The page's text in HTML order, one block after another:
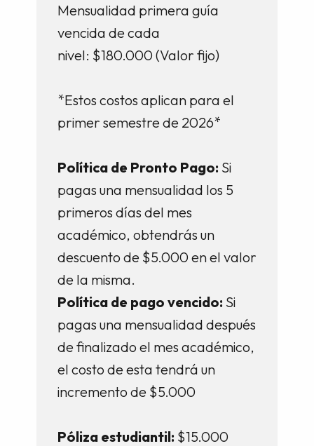
Mensualidad primera guía
vencida de cada
nivel: $180.000 (Valor fijo)
*Estos costos aplican para el
primer semestre de 2026*
Política de Pronto Pago: Si
pagas una mensualidad los 5
primeros días del mes
académico, obtendrás un
descuento de $5.000 en el valor
de la misma.
Política de pago vencido: Si
pagas una mensualidad después
de finalizado el mes académico,
el costo de esta tendrá un
incremento de $5.000
Póliza estudiantil: $15.000